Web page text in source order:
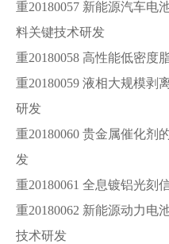
重20180057 新能源汽车电
料关键技术研发
重20180058 高性能低密度
重20180059 液相大规模剥
研发
重20180060 贵金属催化剂
发
重20180061 全息镀铝光刻
重20180062 新能源动力电
技术研发